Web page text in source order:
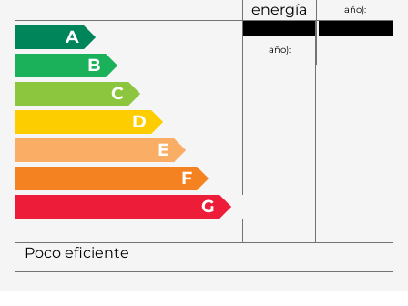
energía
año):
año):
A
B
C
D
E
F
G
Poco eficiente